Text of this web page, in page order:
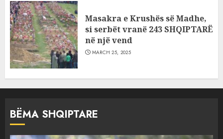
Masakra e Krushës së Madhe,
si serbët vranë 243 SHQIPTARË
në një vend
MARCH 25, 2025
BËMA SHQIPTARE